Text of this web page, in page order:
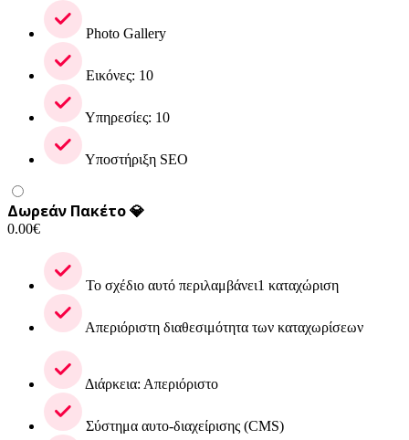
Photo Gallery
Εικόνες: 10
Υπηρεσίες: 10
Υποστήριξη SEO
Δωρεάν Πακέτο 💎
0.00€
Το σχέδιο αυτό περιλαμβάνει1 καταχώριση
Απεριόριστη διαθεσιμότητα των καταχωρίσεων
Διάρκεια: Απεριόριστο
Σύστημα αυτο-διαχείρισης (CMS)